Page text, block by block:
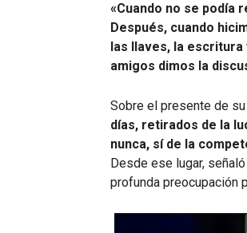
«Cuando no se podía
Después, cuando
las llaves, la
amigos dimos la
Sobre el presente de
días, retirados de la
nunca, sí de la
Desde ese lugar,
profunda preocupación